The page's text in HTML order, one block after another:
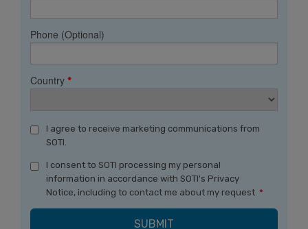
Phone (Optional)
Country *
I agree to receive marketing communications from
SOTI.
I consent to SOTI processing my personal
information in accordance with SOTI's Privacy
Notice, including to contact me about my request. *